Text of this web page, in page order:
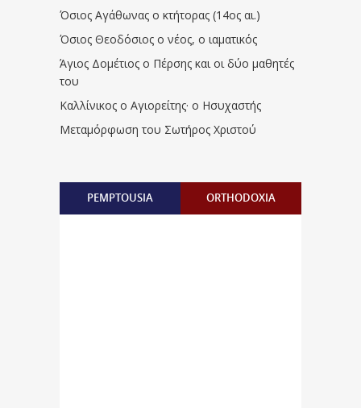
Όσιος Αγάθωνας ο κτήτορας (14ος αι.)
Όσιος Θεοδόσιος ο νέος, ο ιαματικός
Άγιος Δομέτιος ο Πέρσης και οι δύο μαθητές
του
Καλλίνικος ο Αγιορείτης · ο Ησυχαστής
Μεταμόρφωση του Σωτήρος Χριστού
PEMPTOUSIA ORTHODOXIA